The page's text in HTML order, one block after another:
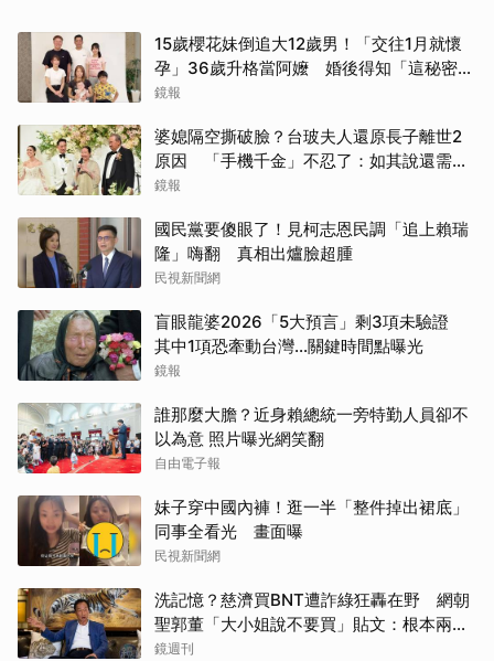
15歲櫻花妹倒追大12歲男！「交往1月就懷
孕」36歲升格當阿嬤 婚後得知「這秘密」
傻眼了
鏡報
婆媳隔空撕破臉？台玻夫人還原長子離世2
原因 「手機千金」不忍了：如其說還需要
離開嗎？
鏡報
國民黨要傻眼了！見柯志恩民調「追上賴瑞
隆」嗨翻 真相出爐臉超腫
民視新聞網
盲眼龍婆2026「5大預言」剩3項未驗證
其中1項恐牽動台灣...關鍵時間點曝光
鏡報
誰那麼大膽？近身賴總統一旁特勤人員卻不
以為意 照片曝光網笑翻
自由電子報
妹子穿中國內褲！逛一半「整件掉出裙底」
同事全看光 畫面曝
民視新聞網
洗記憶？慈濟買BNT遭詐綠狂轟在野 網朝
聖郭董「大小姐說不要買」貼文：根本兩碼
事
鏡週刊